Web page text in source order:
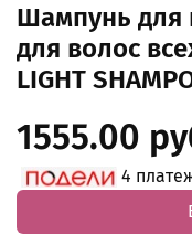
Шампунь для
для волос
LIGHT
1555.00
4